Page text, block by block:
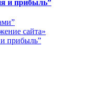
и прибыль”
сайта»
прибыль”